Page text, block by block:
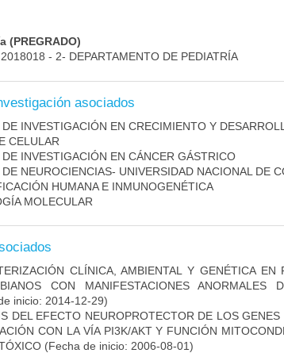
(PREGRADO)
- 2- DEPARTAMENTO DE PEDIATRÍA
asociados
INVESTIGACIÓN EN CRECIMIENTO Y
CELULAR
INVESTIGACIÓN EN CÁNCER GÁSTRICO
NEUROCIENCIAS- UNIVERSIDAD NACIONAL DE
HUMANA E INMUNOGENÉTICA
MOLECULAR
CLÍNICA, AMBIENTAL Y GENÉTICA EN
CON MANIFESTACIONES ANORMALES
inicio: 2014-12-29)
DEL EFECTO NEUROPROTECTOR DE LOS
CON LA VÍA PI3K/AKT Y FUNCIÓN
(Fecha de inicio: 2006-08-01)